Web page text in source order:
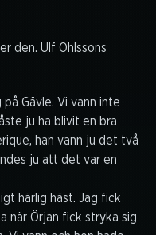
den. Ulf Ohlssons
Gävle. Vi vann inte
ju ha blivit en bra
han vann ju det två
ju att det var en
härlig häst. Jag fick
när Örjan fick stryka sig